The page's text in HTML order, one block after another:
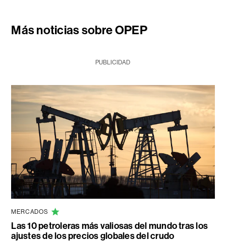
Más noticias sobre OPEP
PUBLICIDAD
MERCADOS
Las 10 petroleras más valiosas del mundo tras los
ajustes de los precios globales del crudo